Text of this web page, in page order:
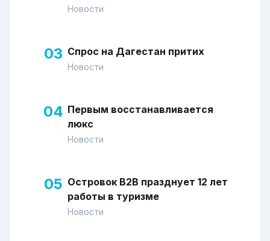
Новости
03 Спрос на Дагестан притих
Новости
04 Первым восстанавливается
люкс
Новости
05 Островок В2В празднует 12 лет
работы в туризме
Новости